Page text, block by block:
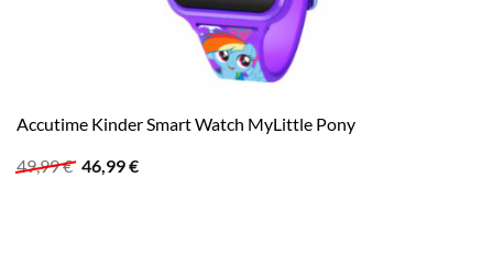
Accutime Kinder Smart Watch MyLittle Pony
49,99€ Ursprünglicher
Preis
46,99€Aktueller